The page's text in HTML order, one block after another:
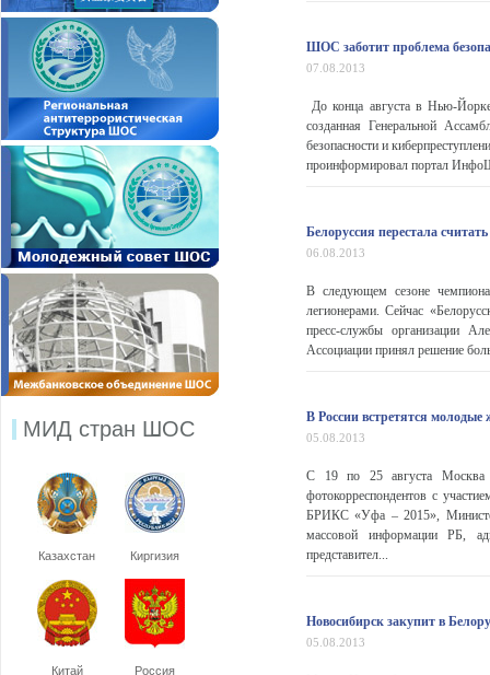
МИД стран ШОС
Казахстан Киргизия
Китай Россия
ШОС заботит проблема
07.08.2013
До конца августа в Нью-Йорке
созданная Генеральной
безопасности и
проинформировал портал
Белоруссия перестала
06.08.2013
В следующем сезоне
легионерами. Сейчас
пресс-службы организации
Ассоциации принял решение
В России встретятся
05.08.2013
С 19 по 25 августа Москва
фотокорреспондентов с
БРИКС «Уфа – 2015»,
массовой информации РБ,
представител...
Новосибирск закупит в
05.08.2013